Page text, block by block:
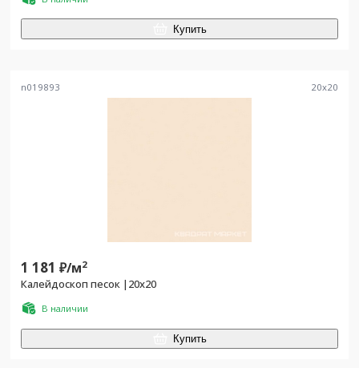
Купить
n019893 20x20
1 181 ₽/м2
Калейдоскоп песок |20x20
В наличии
Купить